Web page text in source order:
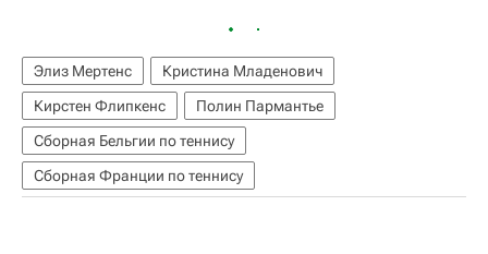
Элиз Мертенс
Кристина Младенович
Кирстен Флипкенс
Полин Пармантье
Сборная Бельгии по теннису
Сборная Франции по теннису